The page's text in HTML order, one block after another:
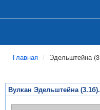
Главная Эдельштейна
Вулкан Эдельштейна